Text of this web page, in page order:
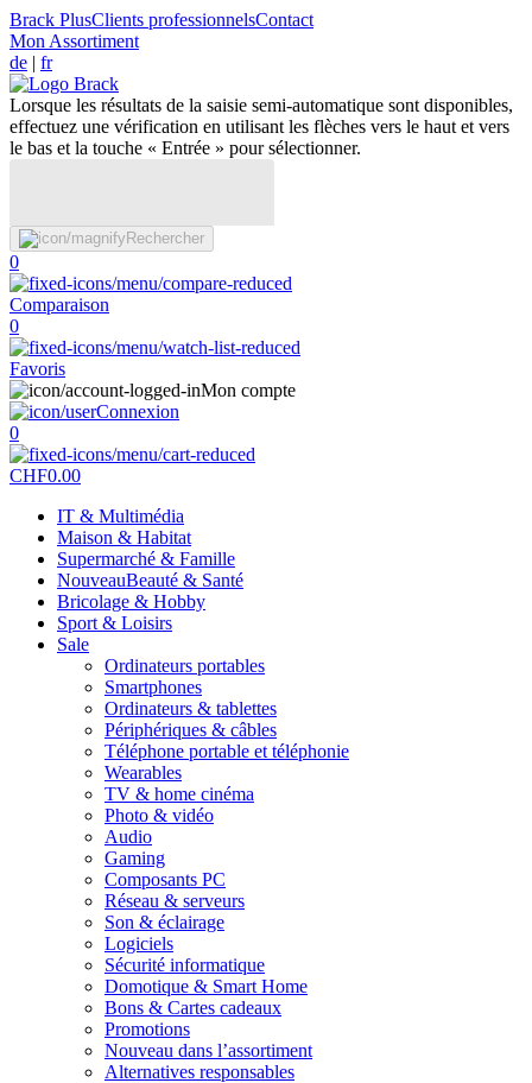
Brack PlusClients professionnelsContact
Mon Assortiment
de | fr
Lorsque les résultats de la saisie semi-automatique sont disponibles,
effectuez une vérification en utilisant les flèches vers le haut et vers
le bas et la touche « Entrée » pour sélectionner.
Rechercher
0
Comparaison
0
Favoris
Mon compte
Connexion
0
CHF0.00
IT & Multimédia
Maison & Habitat
Supermarché & Famille
NouveauBeauté & Santé
Bricolage & Hobby
Sport & Loisirs
Sale
Ordinateurs portables
Smartphones
Ordinateurs & tablettes
Périphériques & câbles
Téléphone portable et téléphonie
Wearables
TV & home cinéma
Photo & vidéo
Audio
Gaming
Composants PC
Réseau & serveurs
Son & éclairage
Logiciels
Sécurité informatique
Domotique & Smart Home
Bons & Cartes cadeaux
Promotions
Nouveau dans l’assortiment
Alternatives responsables